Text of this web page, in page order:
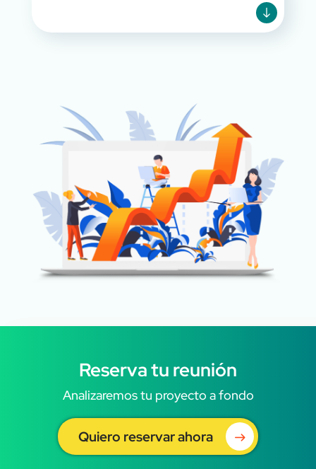
Reserva tu reunión
Analizaremos tu proyecto a fondo
Quiero reservar ahora